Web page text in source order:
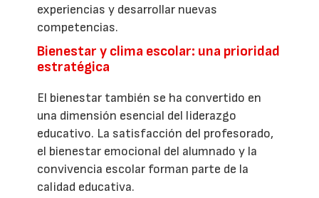
experiencias y desarrollar nuevas
competencias.
Bienestar y clima escolar: una prioridad
estratégica
El bienestar también se ha convertido en
una dimensión esencial del liderazgo
educativo. La satisfacción del profesorado,
el bienestar emocional del alumnado y la
convivencia escolar forman parte de la
calidad educativa.